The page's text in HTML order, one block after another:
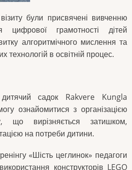
були присвячені вивченню
цифрової грамотності дітей
алгоритмічного мислення та
технологій в освітній процес.
дитячий садок Rakvere Kungla
ознайомитися з організацією
що вирізняється затишком,
на потреби дитини.
«Шість цеглинок» педагоги
конструкторів LEGO